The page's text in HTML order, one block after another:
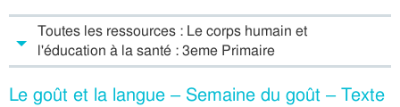
Toutes les ressources : Le corps humain et
l'éducation à la santé : 3eme Primaire
Le goût et la langue – Semaine du goût – Texte